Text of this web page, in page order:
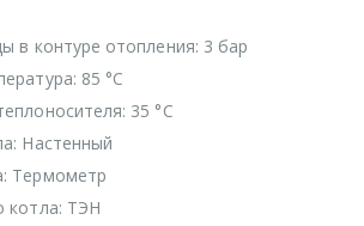
в контуре отопления: 3 бар
85 °С
35 °C
Настенный
Термометр
котла: ТЭН